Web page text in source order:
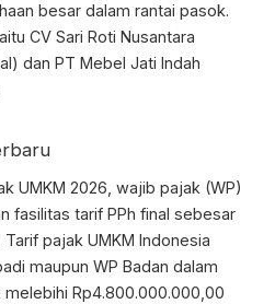
besar dalam rantai pasok.
CV Sari Roti Nusantara
dan PT Mebel Jati Indah
UMKM 2026 , wajib pajak (WP)
fasilitas tarif PPh final sebesar
Tarif pajak UMKM Indonesia
maupun WP Badan dalam
Rp4.800.000.000,00